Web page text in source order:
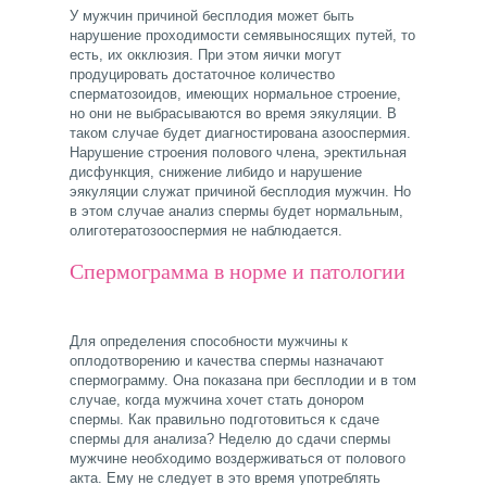
У мужчин причиной бесплодия может быть
нарушение проходимости семявыносящих путей, то
есть, их окклюзия. При этом яички могут
продуцировать достаточное количество
сперматозоидов, имеющих нормальное строение,
но они не выбрасываются во время эякуляции. В
таком случае будет диагностирована азооспермия.
Нарушение строения полового члена, эректильная
дисфункция, снижение либидо и нарушение
эякуляции служат причиной бесплодия мужчин. Но
в этом случае анализ спермы будет нормальным,
олиготератозооспермия не наблюдается.
Спермограмма в норме и патологии
Для определения способности мужчины к
оплодотворению и качества спермы назначают
спермограмму. Она показана при бесплодии и в том
случае, когда мужчина хочет стать донором
спермы. Как правильно подготовиться к сдаче
спермы для анализа? Неделю до сдачи спермы
мужчине необходимо воздерживаться от полового
акта. Ему не следует в это время употреблять